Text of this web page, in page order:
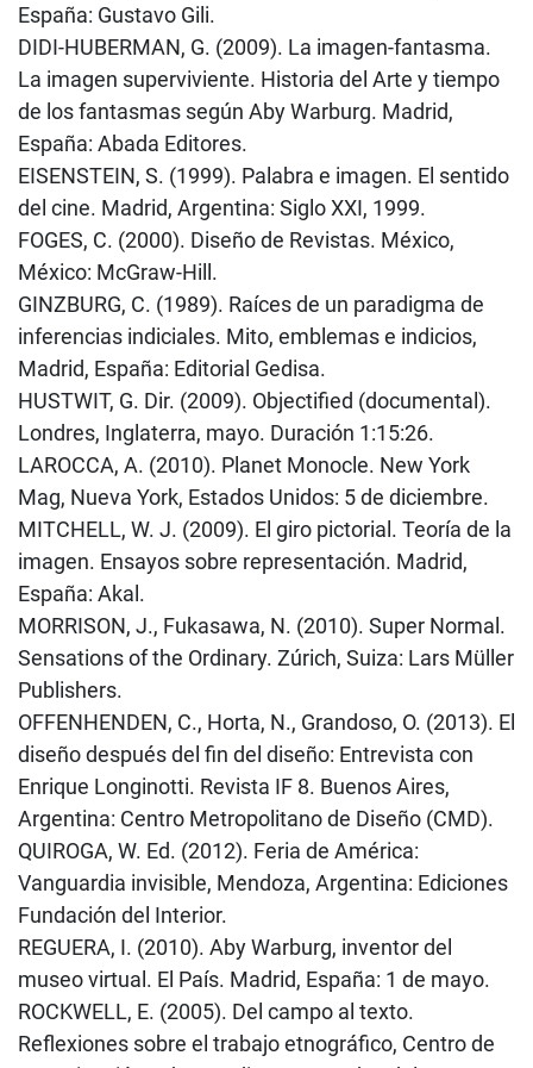
España: Gustavo Gili.
DIDI-HUBERMAN, G. (2009). La imagen-fantasma.
La imagen superviviente. Historia del Arte y tiempo
de los fantasmas según Aby Warburg. Madrid,
España: Abada Editores.
EISENSTEIN, S. (1999). Palabra e imagen. El sentido
del cine. Madrid, Argentina: Siglo XXI, 1999.
FOGES, C. (2000). Diseño de Revistas. México,
México: McGraw-Hill.
GINZBURG, C. (1989). Raíces de un paradigma de
inferencias indiciales. Mito, emblemas e indicios,
Madrid, España: Editorial Gedisa.
HUSTWIT, G. Dir. (2009). Objectified (documental).
Londres, Inglaterra, mayo. Duración 1:15:26.
LAROCCA, A. (2010). Planet Monocle. New York
Mag, Nueva York, Estados Unidos: 5 de diciembre.
MITCHELL, W. J. (2009). El giro pictorial. Teoría de la
imagen. Ensayos sobre representación. Madrid,
España: Akal.
MORRISON, J., Fukasawa, N. (2010). Super Normal.
Sensations of the Ordinary. Zúrich, Suiza: Lars Müller
Publishers.
OFFENHENDEN, C., Horta, N., Grandoso, O. (2013). El
diseño después del fin del diseño: Entrevista con
Enrique Longinotti. Revista IF 8. Buenos Aires,
Argentina: Centro Metropolitano de Diseño (CMD).
QUIROGA, W. Ed. (2012). Feria de América:
Vanguardia invisible, Mendoza, Argentina: Ediciones
Fundación del Interior.
REGUERA, I. (2010). Aby Warburg, inventor del
museo virtual. El País. Madrid, España: 1 de mayo.
ROCKWELL, E. (2005). Del campo al texto.
Reflexiones sobre el trabajo etnográfico, Centro de